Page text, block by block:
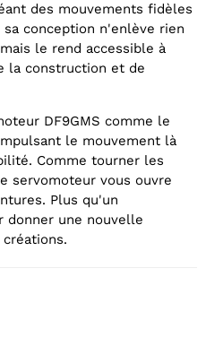
des mouvements fidèles
conception n'enlève rien
le rend accessible à
la construction et de
DF9GMS comme le
le mouvement là
Comme tourner les
servomoteur vous ouvre
Plus qu'un
donner une nouvelle